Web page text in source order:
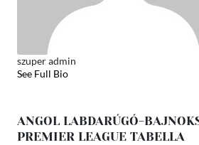
szuper admin
See Full Bio
ANGOL LABDARÚGÓ-
PREMIER LEAGUE TABELLA